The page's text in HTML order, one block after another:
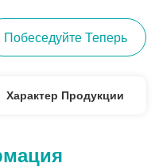
Побеседуйте Теперь
Характер Продукции